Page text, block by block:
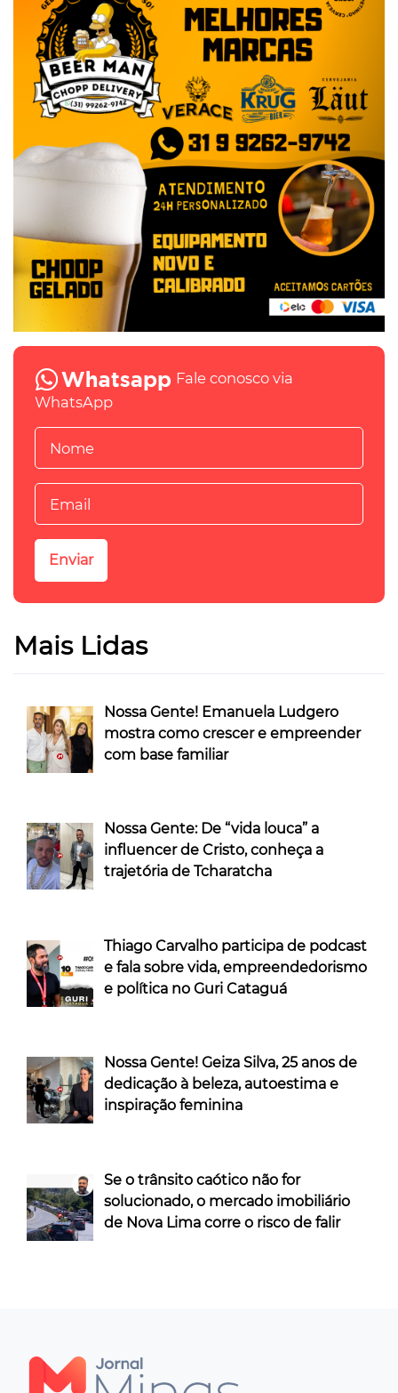
Fale conosco via
WhatsApp
Mais Lidas
Nossa Gente! Emanuela Ludgero
mostra como crescer e empreender
com base familiar
Nossa Gente: De “vida louca” a
influencer de Cristo, conheça a
trajetória de Tcharatcha
Thiago Carvalho participa de podcast
e fala sobre vida, empreendedorismo
e política no Guri Cataguá
Nossa Gente! Geiza Silva, 25 anos de
dedicação à beleza, autoestima e
inspiração feminina
Se o trânsito caótico não for
solucionado, o mercado imobiliário
de Nova Lima corre o risco de falir